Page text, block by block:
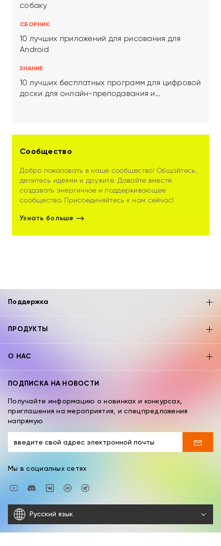
собаку
СБОРНИК
10 лучших приложений для рисования для
Android
ЗНАНИЕ
10 лучших бесплатных программ для цифровой
доски для онлайн-преподавания и
Сообщество
Добро пожаловать в наше сообщество! Общайтесь,
делитесь идеями и дружите. Давайте вместе
создавать энергичное и поддерживающее
сообщество. Присоединяйтесь к нам сейчас!
Узнать больше
Поддержка
ПРОДУКТЫ
О НАС
ПОДПИСКА НА НОВОСТИ
Получайте информацию о новинках и конкурсах,
приглашения на мероприятия, и спецпредложения
напрямую
Мы в социалных сетях
Русский язык